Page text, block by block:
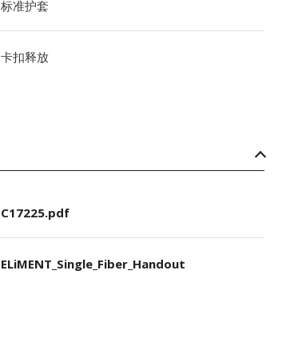
标准护套
卡扣释放
C17225.pdf
ELiMENT_Single_Fiber_Handout